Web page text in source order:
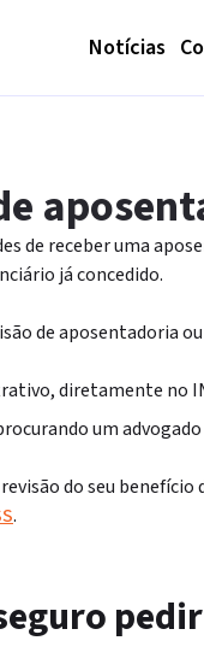
Notícias
de receber uma
já concedido.
de aposentadoria
diretamente no
um
do seu
.